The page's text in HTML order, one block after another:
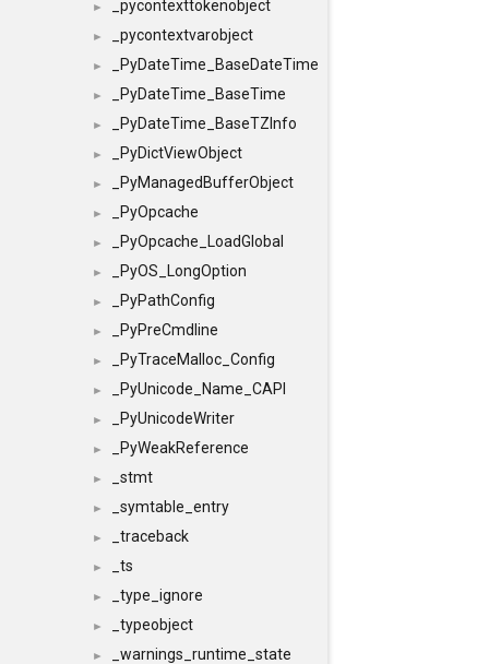
► _pycontexttokenobject
► _pycontextvarobject
► _PyDateTime_BaseDateTime
► _PyDateTime_BaseTime
► _PyDateTime_BaseTZInfo
► _PyDictViewObject
► _PyManagedBufferObject
► _PyOpcache
► _PyOpcache_LoadGlobal
► _PyOS_LongOption
► _PyPathConfig
► _PyPreCmdline
► _PyTraceMalloc_Config
► _PyUnicode_Name_CAPI
► _PyUnicodeWriter
► _PyWeakReference
► _stmt
► _symtable_entry
► _traceback
► _ts
► _type_ignore
► _typeobject
► _warnings_runtime_state